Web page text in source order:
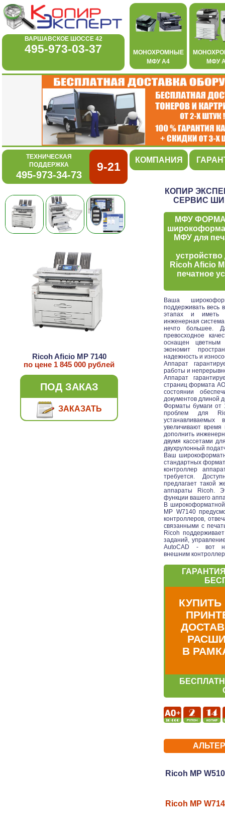
ВАРШАВСКОЕ ШОССЕ 42
495-973-03-37
МОНОХРОМНЫЕ
МФУ А4
МФУ
ТЕХНИЧЕСКАЯ
ПОДДЕРЖКА
495-973-34-73
9-21
КОМПАНИЯ
Ricoh Aficio MP 7140
по цене 1 845 000 рублей
ПОД ЗАКАЗ
ЗАКАЗАТЬ
КОПИР
СЕРВИС
МФУ
МФУ для
Ricoh Aficio
печатное
Ваша
поддерживать весь
этапах и иметь
инженерная
нечто большее.
превосходное
оснащен цветным
экономит
надежность и
Аппарат
работы и
Аппарат
страниц формата
состоянии
документов длиной
Форматы бумаги
проблем для
устанавливаемых
увеличивают
дополнить
двумя кассетами
двухрулонный
Ваш
стандартных
контроллер
требуется.
предлагает такой
аппараты Ricoh.
функции вашего
В
MP W7140
контроллеров,
связанными с
Ricoh
заданий,
AutoCAD - вот
внешним
В
Ricoh MP
Ricoh MP